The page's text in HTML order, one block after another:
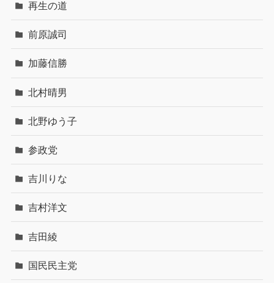
再生の道
前原誠司
加藤信勝
北村晴男
北野ゆう子
参政党
吉川りな
吉村洋文
吉田綾
国民民主党